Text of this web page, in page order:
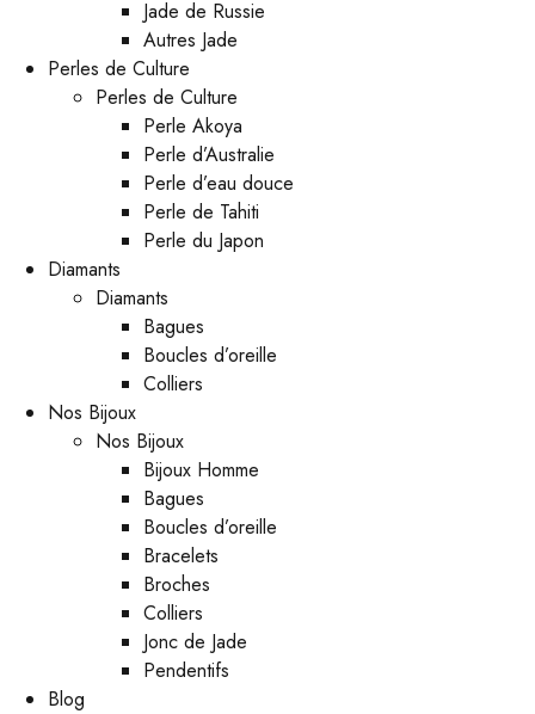
Jade de Russie
Autres Jade
Perles de Culture
Perles de Culture
Perle Akoya
Perle d’Australie
Perle d’eau douce
Perle de Tahiti
Perle du Japon
Diamants
Diamants
Bagues
Boucles d’oreille
Colliers
Nos Bijoux
Nos Bijoux
Bijoux Homme
Bagues
Boucles d’oreille
Bracelets
Broches
Colliers
Jonc de Jade
Pendentifs
Blog